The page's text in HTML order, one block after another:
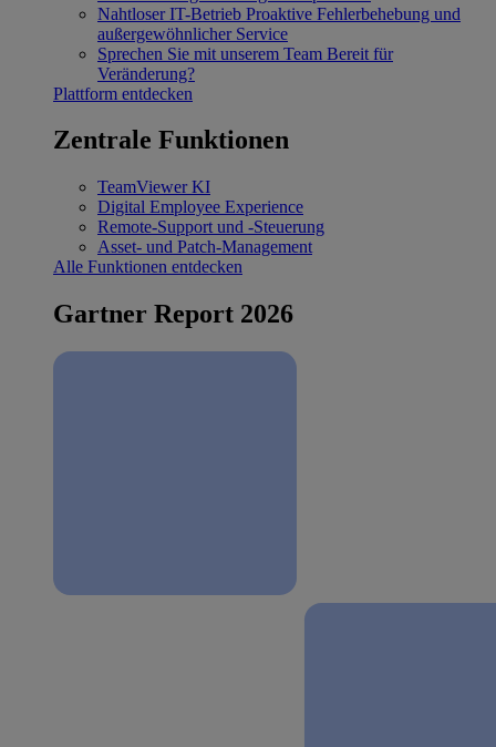
Nahtloser IT-Betrieb Proaktive Fehlerbehebung und
außergewöhnlicher Service
Sprechen Sie mit unserem Team Bereit für
Veränderung?
Plattform entdecken
Zentrale Funktionen
TeamViewer KI
Digital Employee Experience
Remote-Support und -Steuerung
Asset- und Patch-Management
Alle Funktionen entdecken
Gartner Report 2026